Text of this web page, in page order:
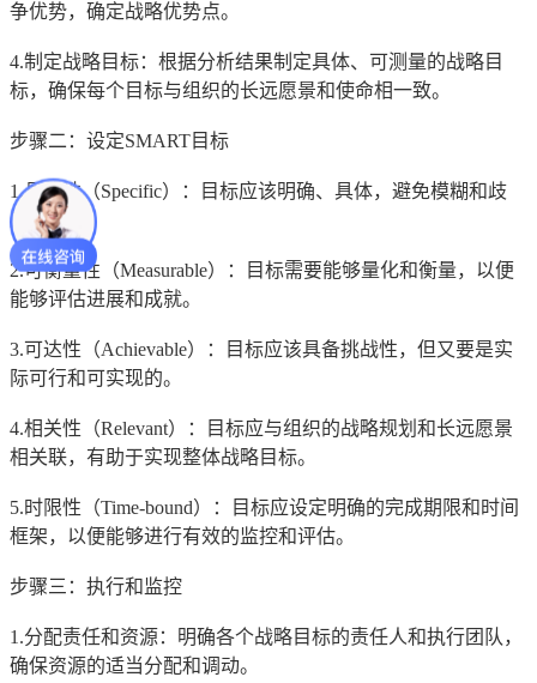
争优势，确定战略优势点。
4.制定战略目标：根据分析结果制定具体、可测量的战略目
标，确保每个目标与组织的长远愿景和使命相一致。
步骤二：设定SMART目标
1.具体性（Specific）：目标应该明确、具体，避免模糊和歧
义。
2.可衡量性（Measurable）：目标需要能够量化和衡量，以便
能够评估进展和成就。
3.可达性（Achievable）：目标应该具备挑战性，但又要是实
际可行和可实现的。
4.相关性（Relevant）：目标应与组织的战略规划和长远愿景
相关联，有助于实现整体战略目标。
5.时限性（Time-bound）：目标应设定明确的完成期限和时间
框架，以便能够进行有效的监控和评估。
步骤三：执行和监控
1.分配责任和资源：明确各个战略目标的责任人和执行团队，
确保资源的适当分配和调动。